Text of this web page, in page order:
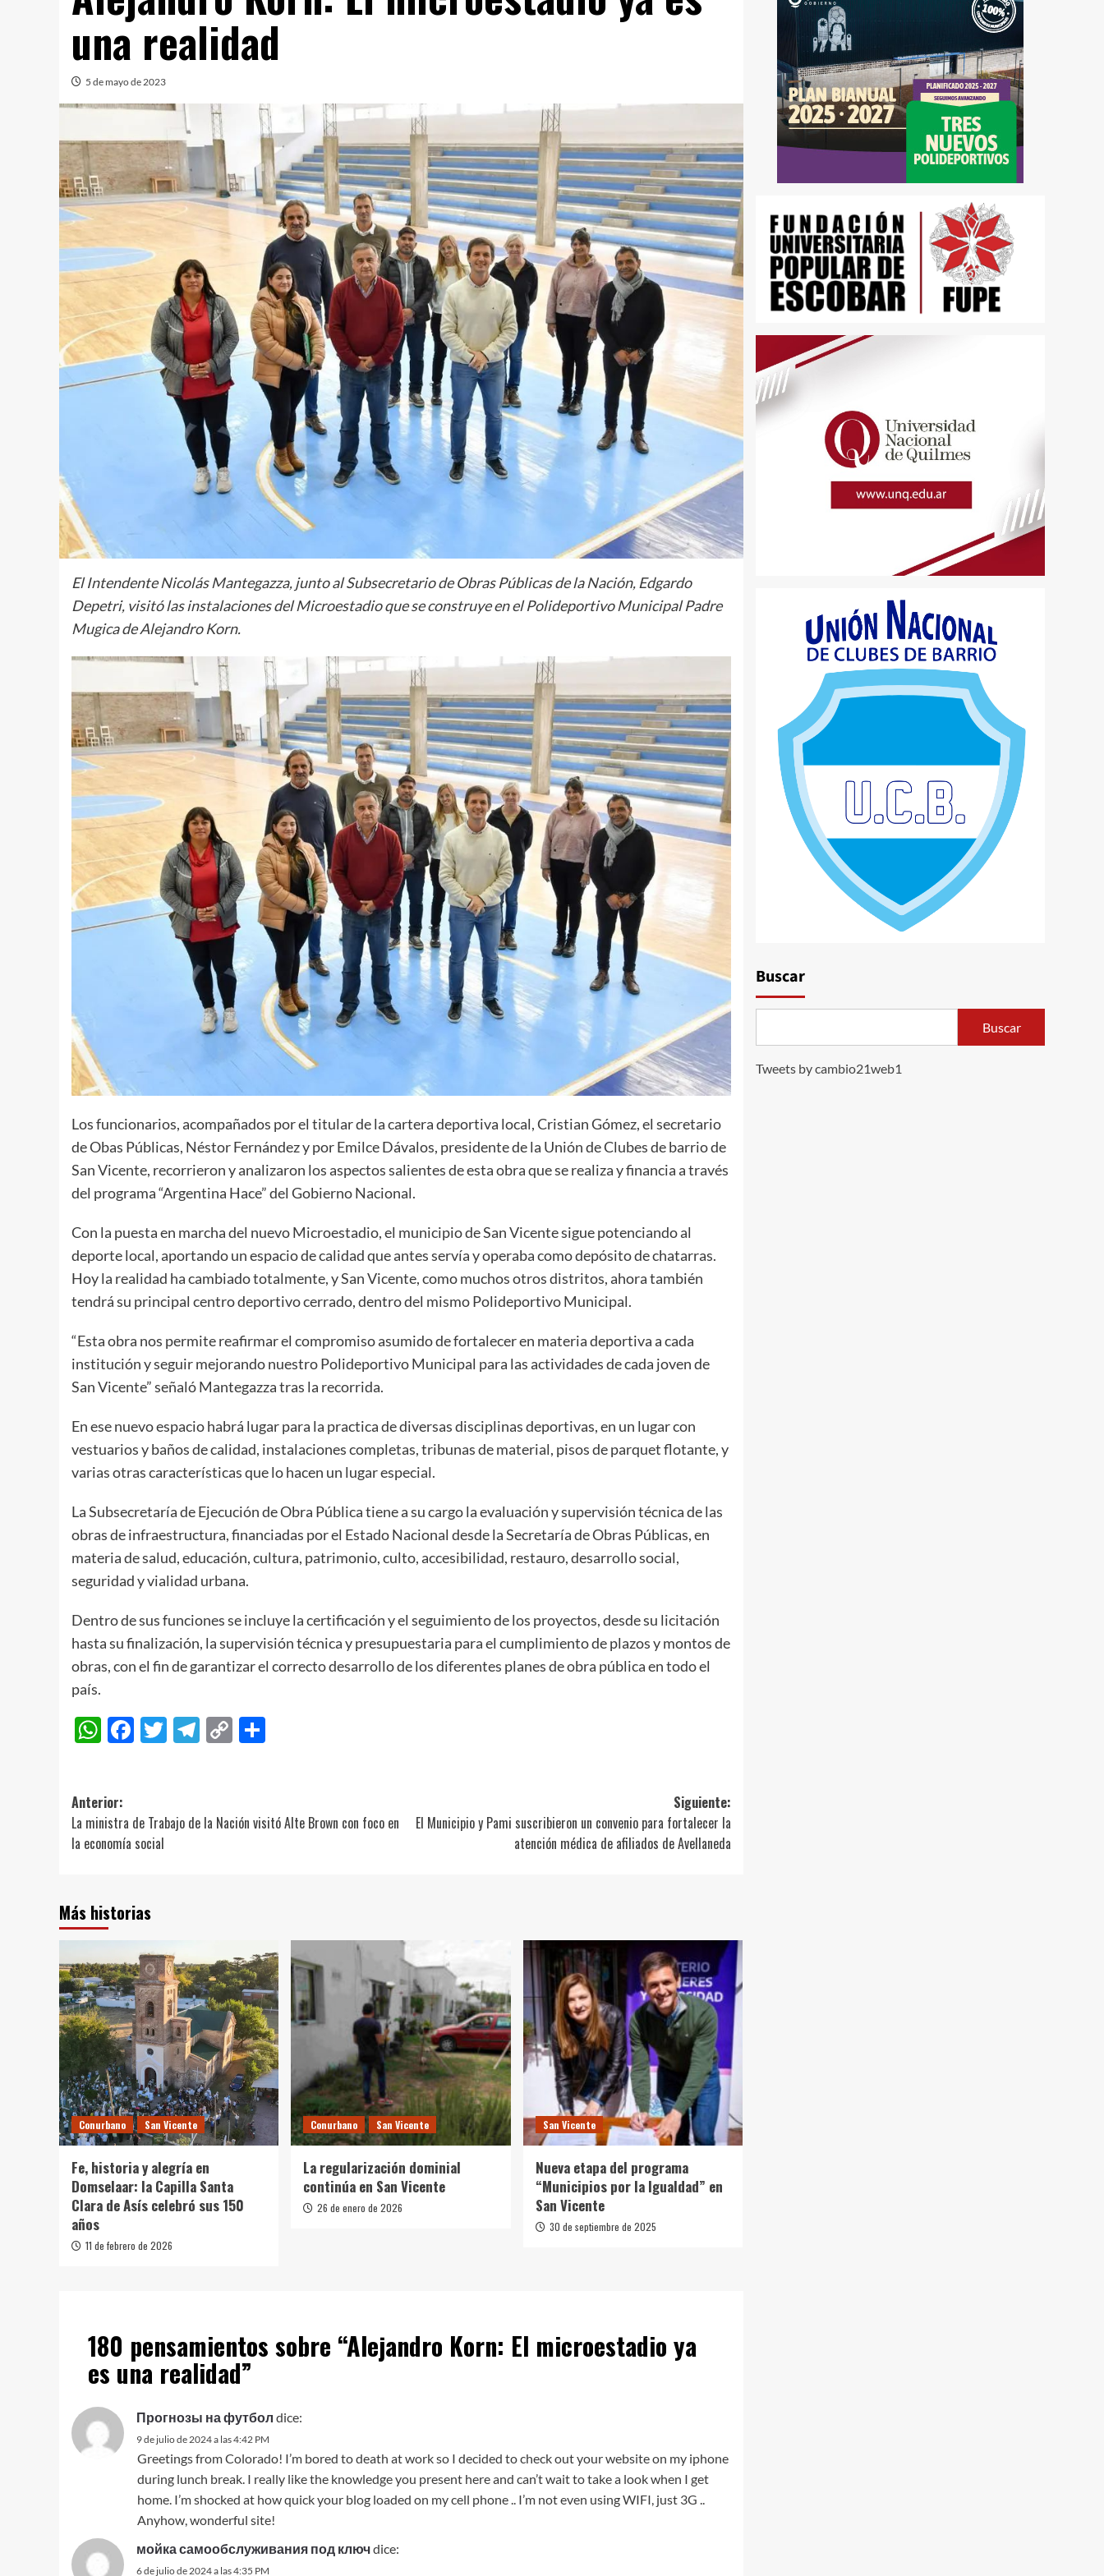
una realidad
5 de mayo de 2023
El Intendente Nicolás Mantegazza, junto al Subsecretario de Obras Públicas de la Nación, Edgardo
Depetri, visitó las instalaciones del Microestadio que se construye en el Polideportivo Municipal Padre
Mugica de Alejandro Korn.
Los funcionarios, acompañados por el titular de la cartera deportiva local, Cristian Gómez, el secretario
de Obas Públicas, Néstor Fernández y por Emilce Dávalos, presidente de la Unión de Clubes de barrio de
San Vicente, recorrieron y analizaron los aspectos salientes de esta obra que se realiza y financia a través
del programa “Argentina Hace” del Gobierno Nacional.
Con la puesta en marcha del nuevo Microestadio, el municipio de San Vicente sigue potenciando al
deporte local, aportando un espacio de calidad que antes servía y operaba como depósito de chatarras.
Hoy la realidad ha cambiado totalmente, y San Vicente, como muchos otros distritos, ahora también
tendrá su principal centro deportivo cerrado, dentro del mismo Polideportivo Municipal.
“Esta obra nos permite reafirmar el compromiso asumido de fortalecer en materia deportiva a cada
institución y seguir mejorando nuestro Polideportivo Municipal para las actividades de cada joven de
San Vicente” señaló Mantegazza tras la recorrida.
En ese nuevo espacio habrá lugar para la practica de diversas disciplinas deportivas, en un lugar con
vestuarios y baños de calidad, instalaciones completas, tribunas de material, pisos de parquet flotante, y
varias otras características que lo hacen un lugar especial.
La Subsecretaría de Ejecución de Obra Pública tiene a su cargo la evaluación y supervisión técnica de las
obras de infraestructura, financiadas por el Estado Nacional desde la Secretaría de Obras Públicas, en
materia de salud, educación, cultura, patrimonio, culto, accesibilidad, restauro, desarrollo social,
seguridad y vialidad urbana.
Dentro de sus funciones se incluye la certificación y el seguimiento de los proyectos, desde su licitación
hasta su finalización, la supervisión técnica y presupuestaria para el cumplimiento de plazos y montos de
obras, con el fin de garantizar el correcto desarrollo de los diferentes planes de obra pública en todo el
país.
WhatsApp
Facebook
Twitter
Telegram
Copy
Navegación
de
entradas
Anterior:
La ministra de Trabajo de la Nación visitó Alte Brown con foco en
la economía social
Siguiente:
El Municipio y Pami suscribieron un convenio para fortalecer la
atención médica de afiliados de Avellaneda
Más historias
Conurbano San Vicente
Fe, historia y alegría en
Domselaar: la Capilla Santa
Clara de Asís celebró sus 150
años
11 de febrero de 2026
Conurbano San Vicente
La regularización dominial
continúa en San Vicente
26 de enero de 2026
San Vicente
Nueva etapa del programa
“Municipios por la Igualdad” en
San Vicente
30 de septiembre de 2025
180 pensamientos sobre “Alejandro Korn: El microestadio ya
es una realidad”
Прогнозы на футбол dice:
9 de julio de 2024 a las 4:42 PM
Greetings from Colorado! I’m bored to death at work so I decided to check out your website on my iphone
during lunch break. I really like the knowledge you present here and can’t wait to take a look when I get
home. I’m shocked at how quick your blog loaded on my cell phone .. I’m not even using WIFI, just 3G ..
Anyhow, wonderful site!
мойка самообслуживания под ключdice:
6 de julio de 2024 a las 4:35 PM
Buscar
Buscar
Tweets by cambio21web1